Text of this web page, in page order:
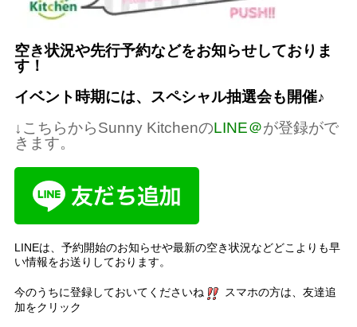
空き状況や先行予約などをお知らせしておりま
す！
イベント時期には、スペシャル抽選会も開催♪
↓ こちらからSunny KitchenのLINE＠が登録がで
きます。
LINEは、予約開始のお知らせや最新の空き状況などどこよりも早
い情報をお送りしております。
今のうちに登録しておいてくださいね
スマホの方は、友達追
加をクリック